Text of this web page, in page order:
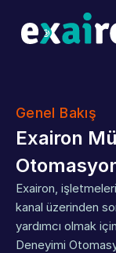
Platform
Çözümler
Kaynaklar
Genel Bakış
Exairon
Exairon,
kanal üzerinden
yardımcı olmak
Deneyimi